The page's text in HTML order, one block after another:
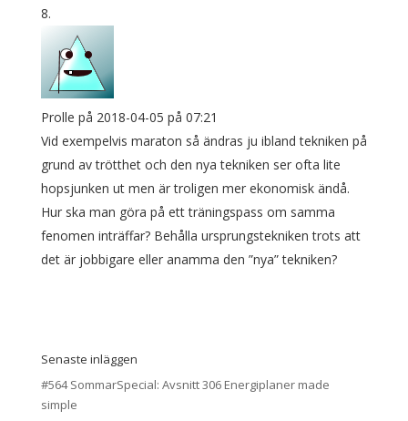
Prolle på 2018-04-05 på 07:21
Vid exempelvis maraton så ändras ju ibland tekniken på
grund av trötthet och den nya tekniken ser ofta lite
hopsjunken ut men är troligen mer ekonomisk ändå.
Hur ska man göra på ett träningspass om samma
fenomen inträffar? Behålla ursprungstekniken trots att
det är jobbigare eller anamma den ”nya” tekniken?
Senaste inläggen
#564 SommarSpecial: Avsnitt 306 Energiplaner made
simple